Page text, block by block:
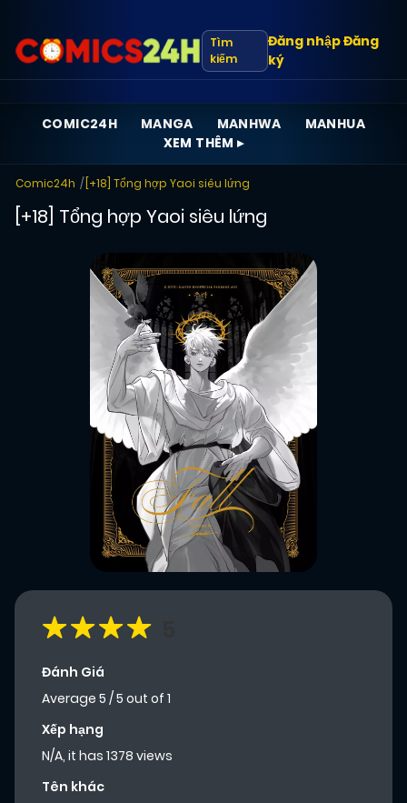
Tìm
kiếm
Đăng nhậpĐăng
ký
COMIC24H MANGA MANHWA
MANHUA
XEM THÊM ▸
Comic24h [+18] Tổng hợp Yaoi siêu lứng
[+18] Tổng hợp Yaoi siêu lứng
Đánh Giá
Average 5 /5 out of 1
Xếp hạng
N/A, it has 1378 views
Tên khác